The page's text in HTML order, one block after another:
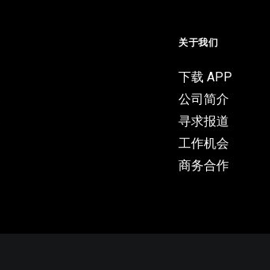
关于我们
下载 APP
公司简介
寻求报道
工作机会
商务合作